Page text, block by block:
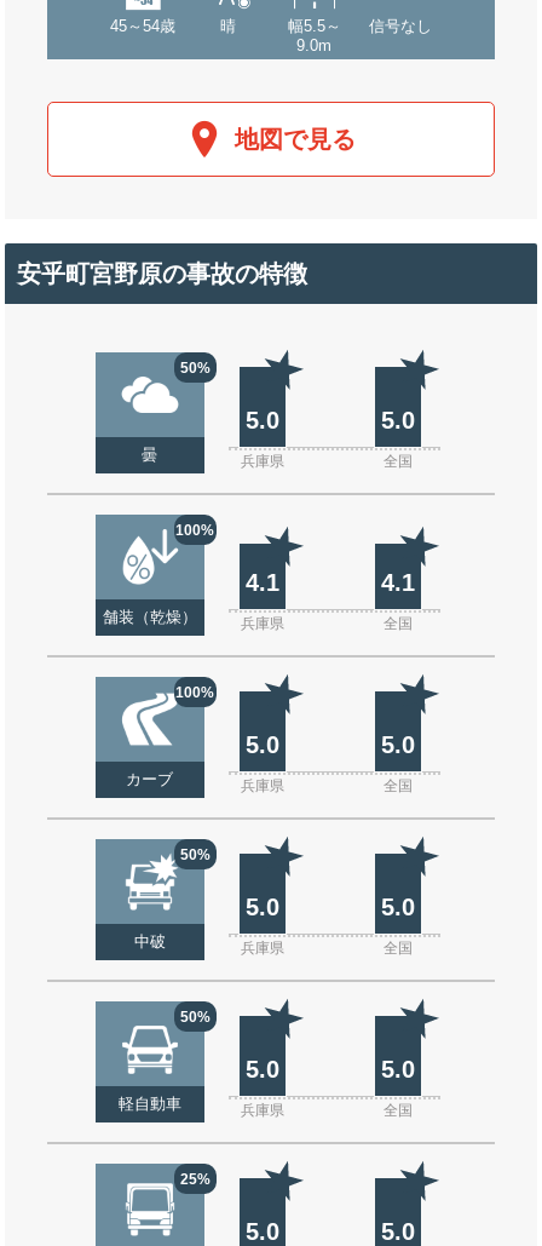
45～54歳 晴
幅5.5～
9.0m
信号なし
地図で見る
安乎町宮野原の事故の特徴
50%
曇
5.0 5.0
兵庫県 全国
100%
舗装（乾燥）
4.1 4.1
兵庫県 全国
100%
カーブ
5.0 5.0
兵庫県 全国
50%
中破
5.0 5.0
兵庫県 全国
50%
軽自動車
5.0 5.0
兵庫県 全国
25%
5.0 5.0